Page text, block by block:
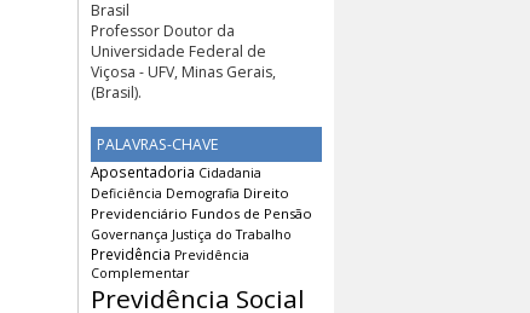
Brasil
Professor Doutor da
Universidade Federal de
Viçosa - UFV, Minas Gerais,
(Brasil).
PALAVRAS-CHAVE
Aposentadoria Cidadania
Deficiência Demografia Direito
Previdenciário Fundos de Pensão
Governança Justiça do Trabalho
Previdência Previdência
Complementar
Previdência Social